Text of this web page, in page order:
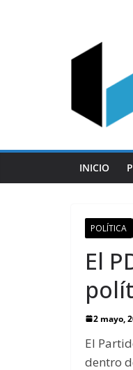
INICIO
POLÍTICA
El
2 mayo,
El
dentro